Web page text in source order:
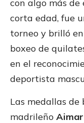
con algo más
corta edad, fue
torneo y brilló
boxeo de
en el
deportista
Las medallas
madrileño